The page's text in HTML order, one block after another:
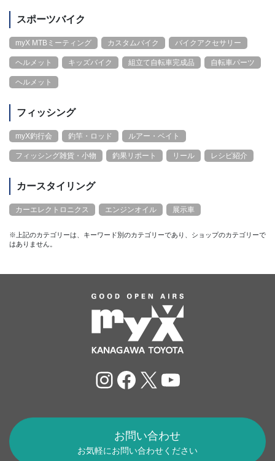
スポーツバイク
myX MTBミーティング カスタムバイク バイクアクセサリー
ヘルメット キッズバイク 組立て自転車完成品 自転車パーツ
ヘルメット
フィッシング
myX釣行会 釣竿・ロッド ルアー・ベイト
フィッシング雑貨・小物 釣果リポート リール レシピ紹介
カースタイリング
カーエレクトロニクス エンジンオイル 展示車
※上記のカテゴリーは、キーワード別のカテゴリーであり、ショップのカテゴリーで
はありません。
Instagram
Facebook
X YouTube
お問い合わせ
お気軽にお問い合わせください